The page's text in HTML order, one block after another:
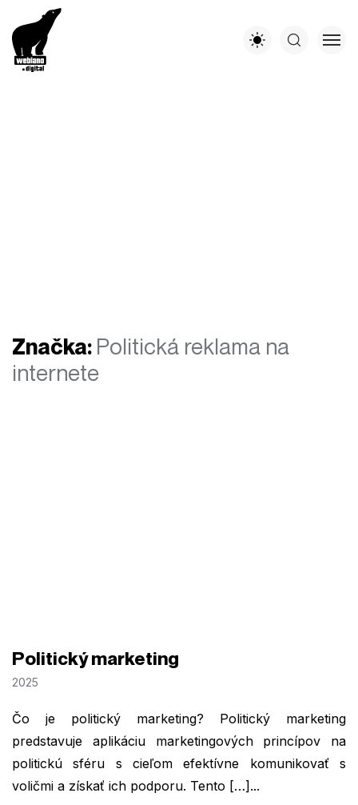
Značka: Politická reklama na
internete
Politický marketing
2025
Čo je politický marketing? Politický marketing
predstavuje aplikáciu marketingových princípov na
politickú sféru s cieľom efektívne komunikovať s
voličmi a získať ich podporu. Tento […]...